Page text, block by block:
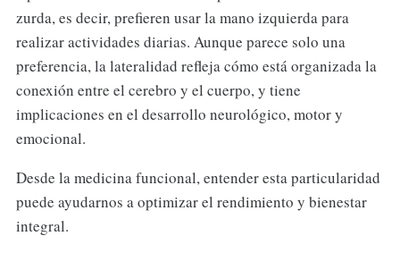
zurda, es decir, prefieren usar la mano izquierda para
realizar actividades diarias. Aunque parece solo una
preferencia, la lateralidad refleja cómo está organizada la
conexión entre el cerebro y el cuerpo, y tiene
implicaciones en el desarrollo neurológico, motor y
emocional.
Desde la medicina funcional, entender esta particularidad
puede ayudarnos a optimizar el rendimiento y bienestar
integral.